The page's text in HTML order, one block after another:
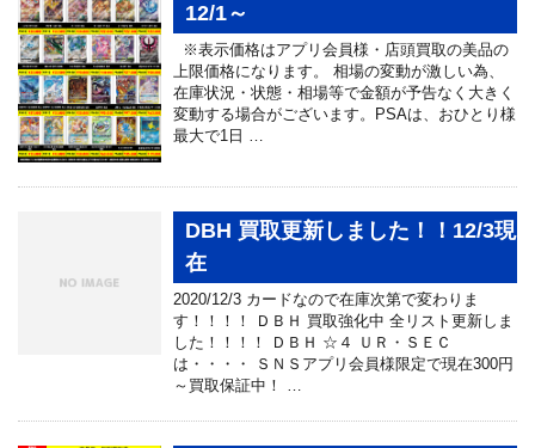
12/1～
※表示価格はアプリ会員様・店頭買取の美品の
上限価格になります。 相場の変動が激しい為、
在庫状況・状態・相場等で金額が予告なく大きく
変動する場合がございます。PSAは、おひとり様
最大で1日 …
DBH 買取更新しました！！12/3現
在
2020/12/3 カードなので在庫次第で変わりま
す！！！！ ＤＢＨ 買取強化中 全リスト更新しま
した！！！！ ＤＢＨ ☆４ ＵＲ・ＳＥＣ
は・・・・ ＳＮＳアプリ会員様限定で現在300円
～買取保証中！ …